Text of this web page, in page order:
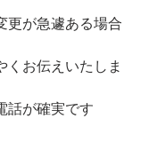
が急遽ある場合
くお伝えいたしま
話が確実です